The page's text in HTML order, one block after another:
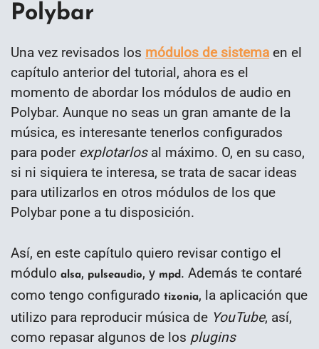
Polybar
Una vez revisados los módulos de sistema en el
capítulo anterior del tutorial, ahora es el
momento de abordar los módulos de audio en
Polybar. Aunque no seas un gran amante de la
música, es interesante tenerlos configurados
para poder explotarlosal máximo. O, en su caso,
si ni siquiera te interesa, se trata de sacar ideas
para utilizarlos en otros módulos de los que
Polybar pone a tu disposición.
Así, en este capítulo quiero revisar contigo el
módulo alsa, pulseaudio, y mpd . Además te contaré
como tengo configurado tizonia, la aplicación que
utilizo para reproducir música de YouTube, así,
como repasar algunos de los plugins